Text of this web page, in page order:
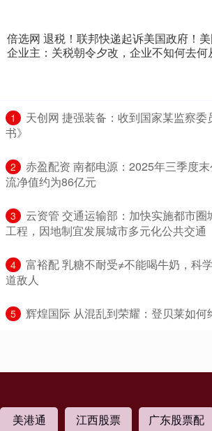
倍选网 退税！联邦快递起诉美国政府！
企业主：关税朝令夕改，企业不知何去何
1
天创网 捷强装备：收到国家某监察委
书》
2
赤盈配资 南都电源：2025年三季度
流净值约为86亿元
3
云资管 交通运输部：加快实施都市圈
工程，因地制宜发展城市多元化公共交通
4
富裕配 乳糖不耐受≠不能喝牛奶，科
道敌人
5 辉煌国际 从混乱到荣耀：登贝莱如何
美港通
江西股票
广东股票配